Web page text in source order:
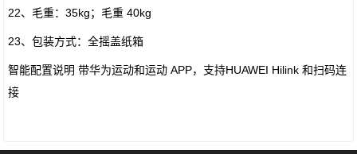
22、毛重：35kg；毛重 40kg
23、包装方式：全摇盖纸箱
智能配置说明 带华为运动和运动 APP，支持HUAWEI Hilink 和扫码连
接